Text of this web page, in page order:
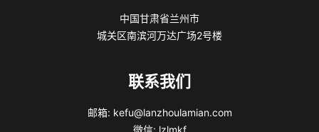
中国甘肃省兰州市
城关区南滨河万达广场2号楼
联系我们
邮箱: kefu@lanzhoulamian.com
微信: lzlmkf